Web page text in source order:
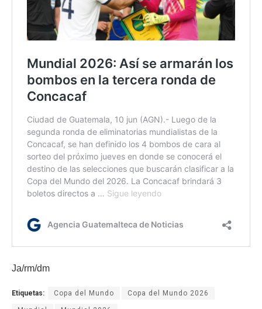
Ja/rm/dm
Etiquetas: Copa del Mundo Copa del Mundo 2026